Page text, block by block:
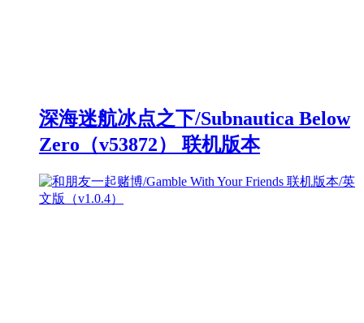
深海迷航冰点之下/Subnautica Below
Zero（v53872） 联机版本